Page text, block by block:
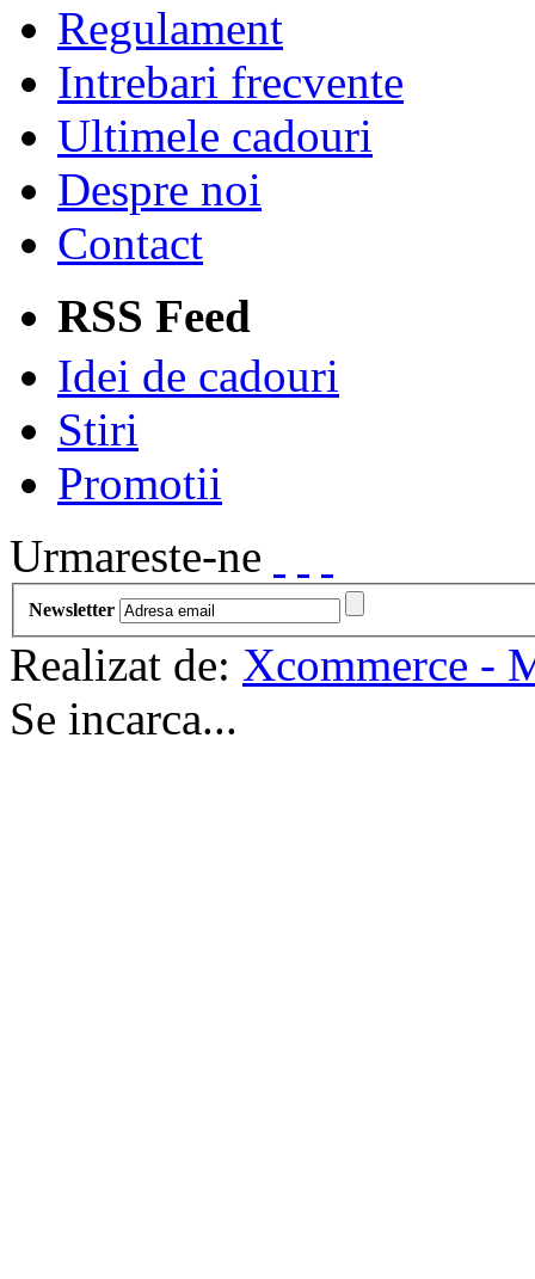
Regulament
Intrebari frecvente
Ultimele cadouri
Despre noi
Contact
RSS Feed
Idei de cadouri
Stiri
Promotii
Urmareste-ne
Newsletter
Realizat de: Xcommerce -
Se incarca...